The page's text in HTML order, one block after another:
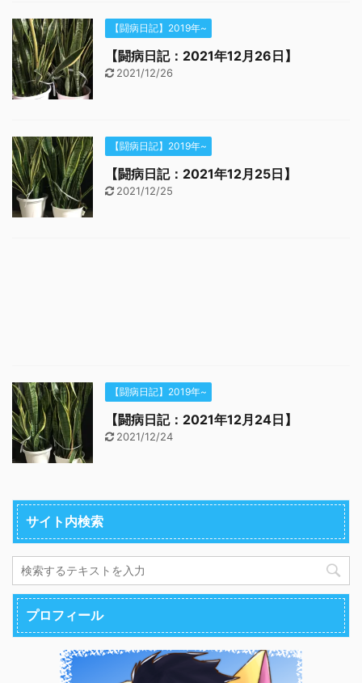
【闘病日記】2019年~
【闘病日記：2021年12月26日】
2021/12/26
【闘病日記】2019年~
【闘病日記：2021年12月25日】
2021/12/25
【闘病日記】2019年~
【闘病日記：2021年12月24日】
2021/12/24
サイト内検索
プロフィール